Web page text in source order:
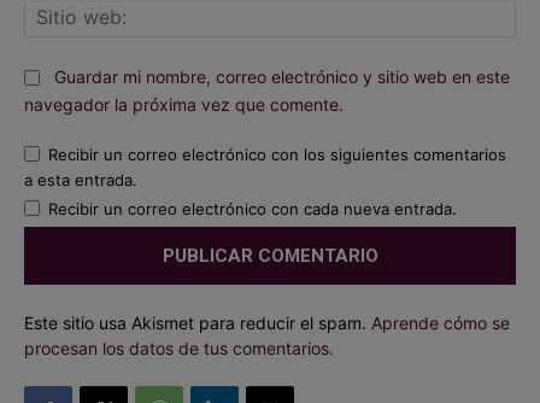
Guardar mi nombre, correo electrónico y sitio web en este
navegador la próxima vez que comente.
Recibir un correo electrónico con los siguientes comentarios
a esta entrada.
Recibir un correo electrónico con cada nueva entrada.
Este sitio usa Akismet para reducir el spam. Aprende cómo se
procesan los datos de tus comentarios.